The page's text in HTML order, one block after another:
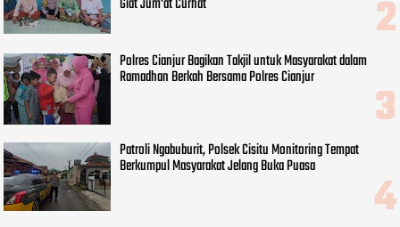
Polres Cianjur Bagikan Takjil untuk Masyarakat dalam
Ramadhan Berkah Bersama Polres Cianjur
Patroli Ngabuburit, Polsek Cisitu Monitoring Tempat
Berkumpul Masyarakat Jelang Buka Puasa